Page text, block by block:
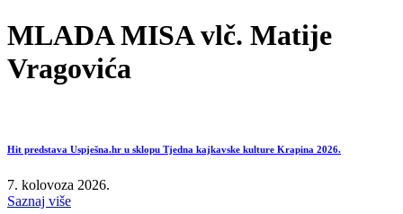
MLADA MISA vlč. Matije
Vragovića
Hit predstava Uspješna.hr u sklopu Tjedna kajkavske kulture Krapina 2026.
7. kolovoza 2026.
Saznaj više